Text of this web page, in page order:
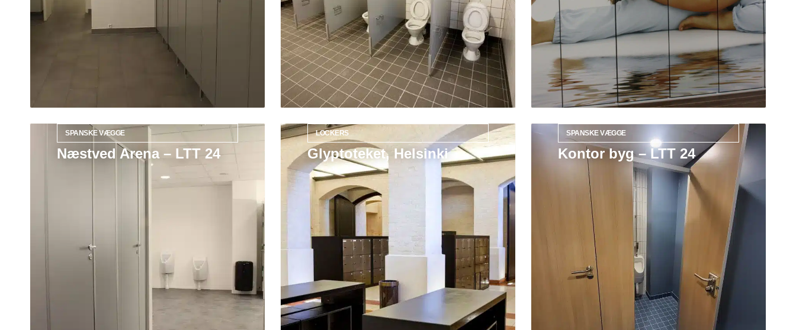
SPANSKE VÆGGE
Næstved Arena – LTT 24
LOCKERS
Glyptoteket, Helsinki
Læs mere
SPANSKE VÆGGE
Kontor byg – LTT 24
Læs mere